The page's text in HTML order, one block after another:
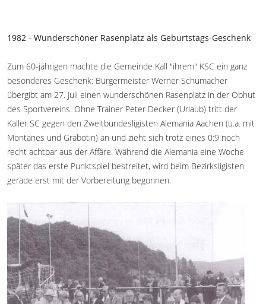
1982 - Wunderschöner Rasenplatz als Geburtstags-Geschenk
Zum 60-jährigen machte die Gemeinde Kall "ihrem" KSC ein ganz
besonderes Geschenk: Bürgermeister Werner Schumacher
übergibt am 27. Juli einen wunderschönen Rasenplatz in der Obhut
des Sportvereins. Ohne Trainer Peter Decker (Urlaub) tritt der
Kaller SC gegen den Zweitbundesligisten Alemania Aachen (u.a. mit
Montanes und Grabotin) an und zieht sich trotz eines 0:9 noch
recht achtbar aus der Affäre. Während die Alemania eine Woche
später das erste Punktspiel bestreitet, wird beim Bezirksligisten
gerade erst mit der Vorbereitung begonnen.